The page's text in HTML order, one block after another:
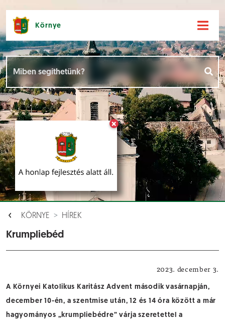
×
Környe
KÖRNYE HÍREK
Krumpliebéd
2023. december 3.
A Környei Katolikus Karitász Advent második vasárnapján,
december 10-én, a szentmise után, 12 és 14 óra között a már
hagyományos „krumpliebédre” várja szeretettel a
Hírek [
Események []
Dokumentumok []
Aloldalak [ ]